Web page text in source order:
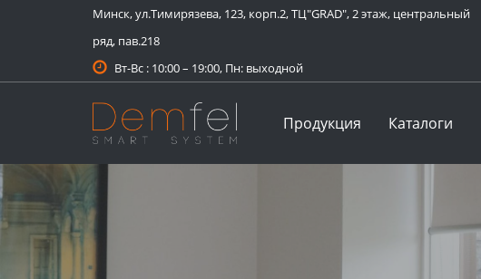
Минск, ул.Тимирязева, 123, корп.2, ТЦ"GRAD", 2 этаж, центральный
ряд, пав.218
Вт-Вс : 10:00 – 19:00, Пн: выходной
Demfel
Продукция Каталоги